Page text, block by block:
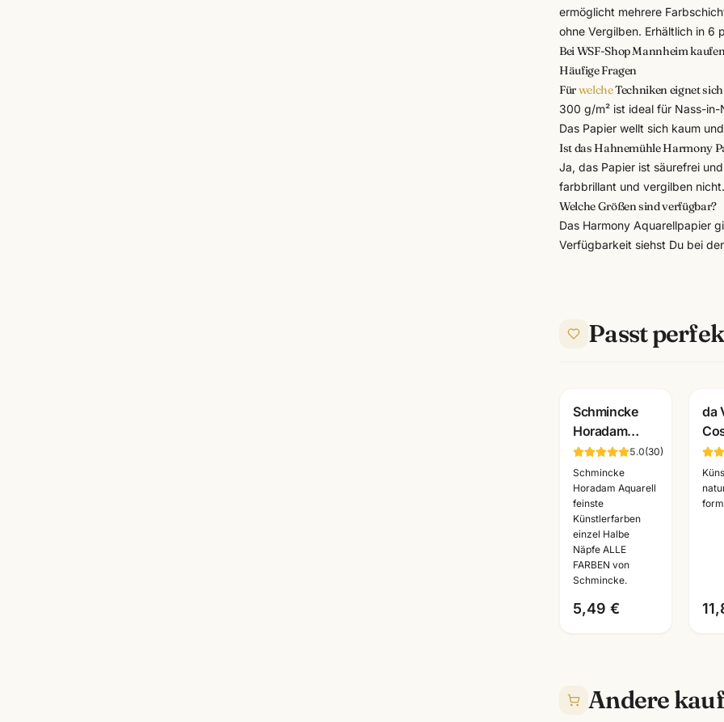
ermöglicht mehrere
ohne Vergilben. Erhältlich in 6
Bei WSF-Shop Mannheim kaufen
Häufige Fragen
FürwelcheTechniken eignet
300 g/m² ist ideal für Nass-in-
Das Papier wellt sich kaum
Ist das Hahnemühle Harmony
Ja, das Papier ist säurefrei
farbbrillant und vergilben nicht.
Welche Größen sind verfügbar?
Das Harmony Aquarellpapier
Verfügbarkeit siehst Du bei
Passt
Schmincke
Horadam
Aquarell
Halbe Naepfe
·
Künstlerfarben
einzeln · alle
Farben
5.0(30)
Schmincke
Horadam Aquarell
feinste
Künstlerfarben
einzel Halbe
Näpfe ALLE
FARBEN von
Schmincke.
5,49 €
da
·
Andere